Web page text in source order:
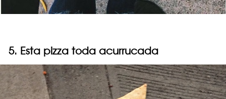
5. Esta pizza toda acurrucada